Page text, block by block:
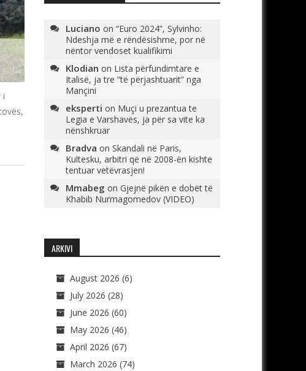
i
Luciano on “Euro 2024”, Sylvinho:
Ndeshja më e rëndësishme, por në
nëntor vendoset kualifikimi
Klodian on Lista përfundimtare e
Italisë, ja tre “të përjashtuarit” nga
Mançini
eksperti on Muçi u prezantua te
Legia e Varshavës, ja për sa vite ka
nënshkruar
Bradva on Skandali në Paris,
Kultesku, arbitri që në 2008-ën kishte
tentuar vetëvrasjen!
Mmabeg on Gjejnë pikën e dobët të
Khabib Nurmagomedov (VIDEO)
ARKIVI
August 2026 (6)
July 2026 (28)
June 2026 (60)
May 2026 (46)
April 2026 (67)
March 2026 (74)